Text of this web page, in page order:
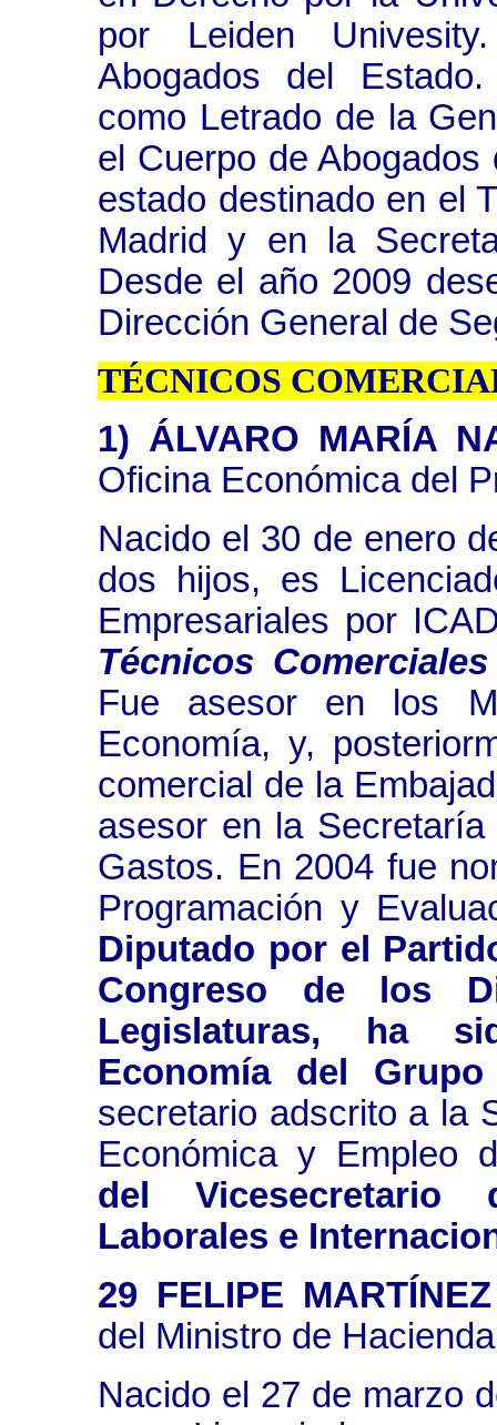
por Leiden
Abogados del
como Letrado de la
el Cuerpo de
estado destinado en el
Madrid y en la
Desde el año 2009
Dirección General de
TÉCNICOS
1) ÁLVARO MARÍA
Oficina Económica del
Nacido el 30 de enero
dos hijos, es
Empresariales por
Técnicos
Fue asesor en los
Economía, y,
comercial de la
asesor en la
Gastos. En 2004 fue
Programación y
Diputado por el
Congreso de los
Legislaturas, ha
Economía del
secretario adscrito a la
Económica y Empleo
del Vicesecretario
Laborales e
29 FELIPE
del Ministro de
Nacido el 27 de marzo